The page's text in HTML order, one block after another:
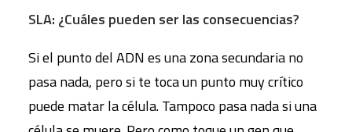
SLA: ¿Cuáles pueden ser las consecuencias?
Si el punto del ADN es una zona secundaria no
pasa nada, pero si te toca un punto muy crítico
puede matar la célula. Tampoco pasa nada si una